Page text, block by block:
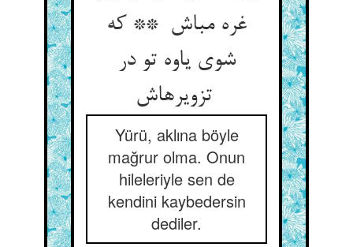
غره مباش ** که
شوی یاوه تو در
تزویرهاش
Yürü, aklına böyle
mağrur olma. Onun
hileleriyle sen de
kendini kaybedersin
dediler.